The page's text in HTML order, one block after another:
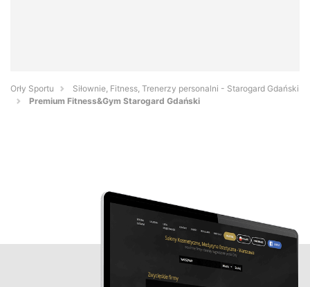
Orły Sportu
Siłownie, Fitness, Trenerzy personalni - Starogard Gdański
Premium Fitness&Gym Starogard Gdański